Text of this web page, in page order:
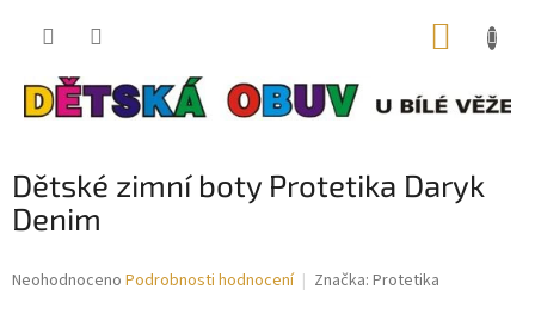
Dětské zimní boty Protetika Daryk
Denim
Průměrné
Neohodnoceno Podrobnosti hodnocení Značka: Protetika